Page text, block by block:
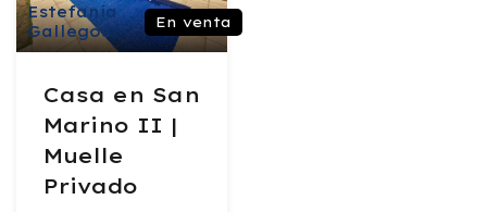
Estefanía
Gallegos
En venta
Casa en San
Marino II |
Muelle
Privado